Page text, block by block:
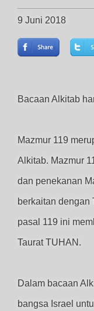
9 Juni 2018
Bacaan Alkitab
Mazmur 119
Alkitab. Mazmur
dan penekanan
berkaitan dengan
pasal 119 ini
Taurat TUHAN.
Dalam bacaan
bangsa Israel